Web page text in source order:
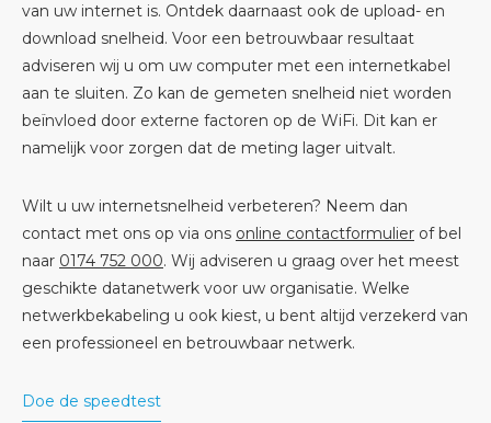
van uw internet is. Ontdek daarnaast ook de upload- en
download snelheid. Voor een betrouwbaar resultaat
adviseren wij u om uw computer met een internetkabel
aan te sluiten. Zo kan de gemeten snelheid niet worden
beïnvloed door externe factoren op de WiFi. Dit kan er
namelijk voor zorgen dat de meting lager uitvalt.
Wilt u uw internetsnelheid verbeteren? Neem dan
contact met ons op via ons online contactformulier of bel
naar 0174 752 000. Wij adviseren u graag over het meest
geschikte datanetwerk voor uw organisatie. Welke
netwerkbekabeling u ook kiest, u bent altijd verzekerd van
een professioneel en betrouwbaar netwerk.
Doe de speedtest